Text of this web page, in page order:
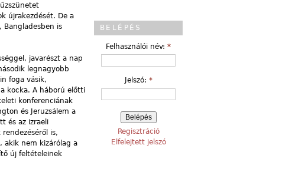
újrakezdését. De a
Bangladesben is
javarészt a nap
legnagyobb
foga vásik,
kocka. A háború előtti
konferenciának
és Jeruzsálem a
és az izraeli
is,
akik nem kizárólag a
új feltételeinek
BELÉPÉS
Felhasználói név: *
Jelszó: *
Regisztráció
Elfelejtett jelszó